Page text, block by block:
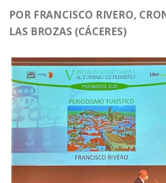
POR FRANCISCO RIVERO,
LAS BROZAS (CÁCERES)